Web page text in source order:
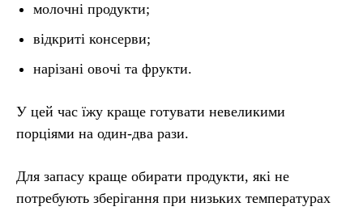
молочні продукти;
відкриті консерви;
нарізані овочі та фрукти.
У цей час їжу краще готувати невеликими
порціями на один-два рази.
Для запасу краще обирати продукти, які не
потребують зберігання при низьких температурах